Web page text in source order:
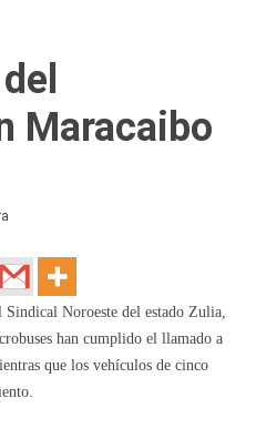
Maracaibo
Noroeste del estado Zulia,
han cumplido el llamado a
que los vehículos de cinco